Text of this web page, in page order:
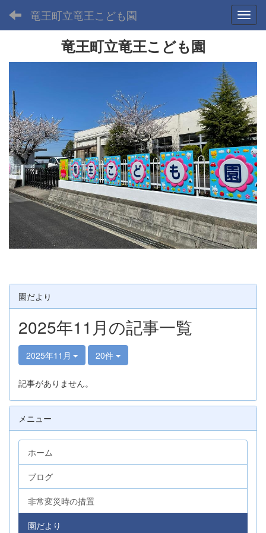
竜王町立竜王こども園
竜王町立竜王こども園
園だより
2025年11月の記事一覧
2025年11月 20件
記事がありません。
メニュー
ホーム
ブログ
非常変災時の措置
園だより